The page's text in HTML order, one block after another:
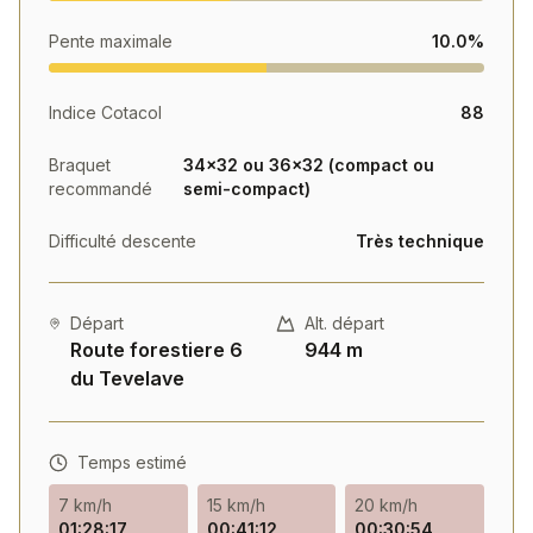
alpages d'altitude.
pour une sortie à la journée, combinant
authentique.
Pente maximale 10.0%
Indice Cotacol 88
Braquet
recommandé
34×32 ou 36×32 (compact ou
semi-compact)
Difficulté descente Très technique
Départ
Route forestiere 6
du Tevelave
Alt. départ
944 m
Temps estimé
7 km/h
01:28:17
15 km/h
00:41:12
20 km/h
00:30:54